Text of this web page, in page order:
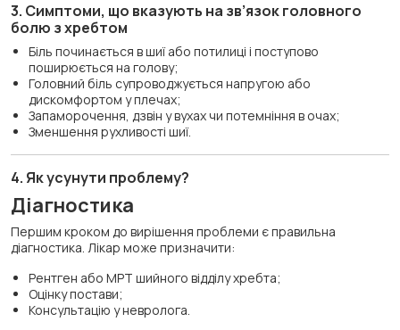
3. Симптоми, що вказують на зв’язок головного
болю з хребтом
Біль починається в шиї або потилиці і поступово
поширюється на голову;
Головний біль супроводжується напругою або
дискомфортом у плечах;
Запаморочення, дзвін у вухах чи потемніння в очах;
Зменшення рухливості шиї.
4. Як усунути проблему?
Діагностика
Першим кроком до вирішення проблеми є правильна
діагностика. Лікар може призначити:
Рентген або МРТ шийного відділу хребта;
Оцінку постави;
Консультацію у невролога.